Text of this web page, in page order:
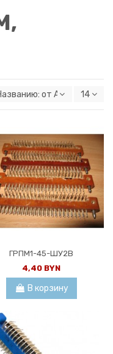
от А к Я 14
ГРПМ1-45-ШУ2В
4,40 BYN
В корзину